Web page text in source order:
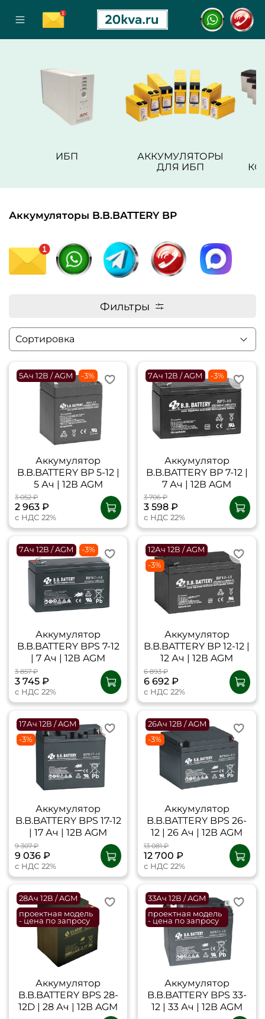
ИБП
АККУМУЛЯТОРЫ
ДЛЯ ИБП
Аккумуляторы B.B.BATTERY BP
Фильтры
5Ач 12В / AGM -3%
Аккумулятор
B.B.BATTERY BP 5-12 |
5 Ач | 12В AGM
3 052 ₽
2 963 ₽
с НДС 22%
7Ач 12В / AGM -3%
Аккумулятор
B.B.BATTERY BP 7-12 |
7 Ач | 12В AGM
3 706 ₽
3 598 ₽
с НДС 22%
7Ач 12В / AGM -3%
Аккумулятор
B.B.BATTERY BPS 7-12
| 7 Ач | 12В AGM
3 857 ₽
3 745 ₽
с НДС 22%
12Ач 12В / AGM
-3%
Аккумулятор
B.B.BATTERY BP 12-12 |
12 Ач | 12В AGM
6 893 ₽
6 692 ₽
с НДС 22%
17Ач 12В / AGM
-3%
Аккумулятор
B.B.BATTERY BPS 17-12
| 17 Ач | 12В AGM
9 307 ₽
9 036 ₽
с НДС 22%
26Ач 12В / AGM
-3%
Аккумулятор
B.B.BATTERY BPS 26-
12 | 26 Ач | 12В AGM
13 081 ₽
12 700 ₽
с НДС 22%
28Ач 12В / AGM
проектная модель
- цена по запросу
Аккумулятор
B.B.BATTERY BPS 28-
12D | 28 Ач | 12В AGM
33Ач 12В / AGM
проектная модель
- цена по запросу
Аккумулятор
B.B.BATTERY BPS 33-
12 | 33 Ач | 12В AGM